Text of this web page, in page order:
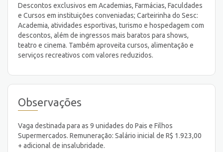
Descontos exclusivos em Academias, Farmácias, Faculdades
e Cursos em instituições conveniadas; Carteirinha do Sesc:
Academia, atividades esportivas, turismo e hospedagem com
descontos, além de ingressos mais baratos para shows,
teatro e cinema. Também aproveita cursos, alimentação e
serviços recreativos com valores reduzidos.
Observações
Vaga destinada para as 9 unidades do Pais e Filhos
Supermercados. Remuneração: Salário inicial de R$ 1.923,00
+ adicional de insalubridade.